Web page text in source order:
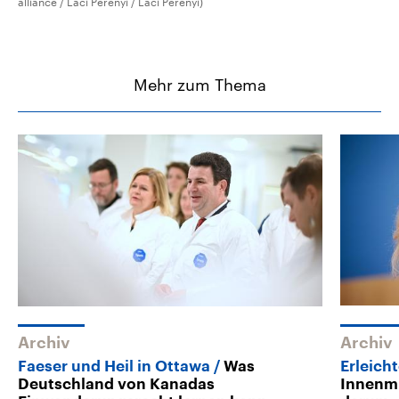
Mehr zum Thema
Archiv
Faeser und Heil in Ottawa
Was
Deutschland von Kanadas
Archiv